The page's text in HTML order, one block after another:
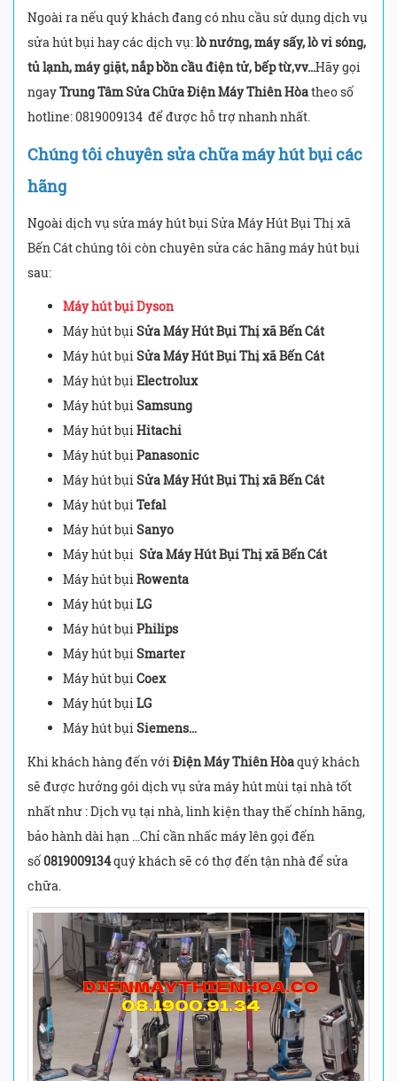
Ngoài ra nếu quý khách đang có nhu cầu sử dụng dịch vụ
sửa hút bụi hay các dịch vụ:lò nướng, máy sấy, lò vi sóng,
tủ lạnh, máy giặt, nắp bồn cầu điện tử, bếp từ,vv…Hãy gọi
ngayTrung Tâm Sửa Chữa Điện Máy Thiên Hòatheo số
hotline: 0819009134 để được hỗ trợ nhanh nhất.
Chúng tôi chuyên sửa chữa máy hút bụi các
hãng
Ngoài dịch vụ sửa máy hút bụi Sửa Máy Hút Bụi Thị xã
Bến Cát chúng tôi còn chuyên sửa các hãng máy hút bụi
sau:
Máy hút bụi Dyson
Máy hút bụi Sửa Máy Hút Bụi Thị xã Bến Cát
Máy hút bụi Sửa Máy Hút Bụi Thị xã Bến Cát
Máy hút bụi Electrolux
Máy hút bụi Samsung
Máy hút bụi Hitachi
Máy hút bụi Panasonic
Máy hút bụi Sửa Máy Hút Bụi Thị xã Bến Cát
Máy hút bụi Tefal
Máy hút bụi Sanyo
Máy hút bụi Sửa Máy Hút Bụi Thị xã Bến Cát
Máy hút bụi Rowenta
Máy hút bụi LG
Máy hút bụi Philips
Máy hút bụi Smarter
Máy hút bụi Coex
Máy hút bụi LG
Máy hút bụi Siemens…
Khi khách hàng đến với Điện Máy Thiên Hòaquý khách
sẽ được hưởng gói dịch vụ sửa máy hút mùi tại nhà tốt
nhất như : Dịch vụ tại nhà, linh kiện thay thế chính hãng,
bảo hành dài hạn …Chỉ cần nhấc máy lên gọi đến
số0819009134quý khách sẽ có thợ đến tận nhà để sửa
chữa.